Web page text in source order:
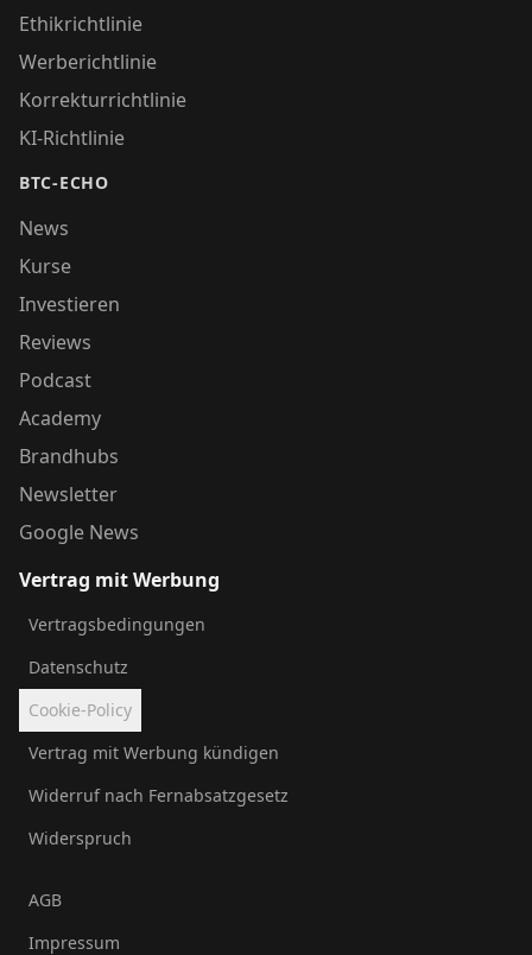
Ethikrichtlinie
Werberichtlinie
Korrekturrichtlinie
KI-Richtlinie
BTC-ECHO
News
Kurse
Investieren
Reviews
Podcast
Academy
Brandhubs
Newsletter
Google News
Vertrag mit Werbung
Vertragsbedingungen
Datenschutz
Cookie-Policy
Vertrag mit Werbung kündigen
Widerruf nach Fernabsatzgesetz
Widerspruch
AGB
Impressum